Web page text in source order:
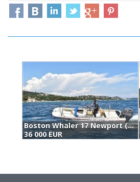
Boston Whaler 17 Newport (1979)
36 000 EUR